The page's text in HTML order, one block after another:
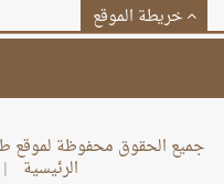
خريطة الموقع
جميع الحقوق محفوظة لموقع طريق
الرئيسية |